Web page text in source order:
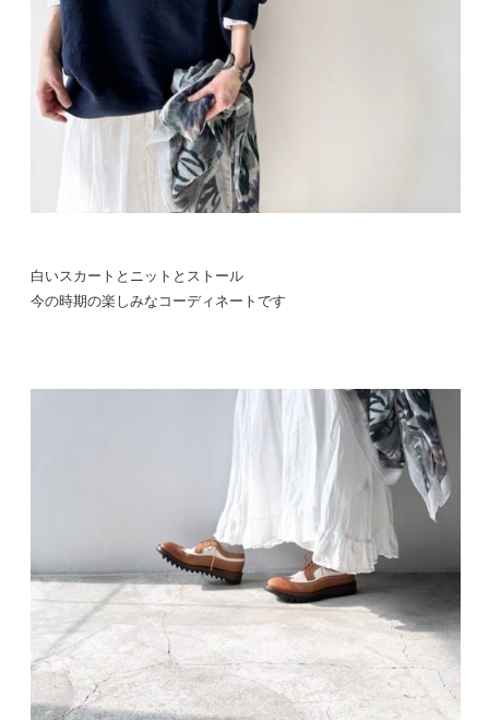
白いスカートとニットとストール
今の時期の楽しみなコーディネートです